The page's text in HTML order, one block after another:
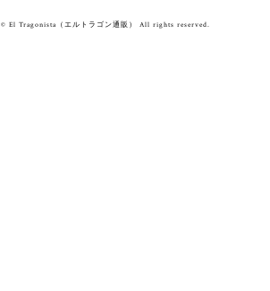
© El Tragonista（エルトラゴン通販） All rights reserved.